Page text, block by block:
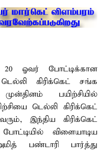
ஓவர் போட்டிக்கான
கிரிக்கெட் சங்க
பயிற்சியில்
டெல்லி கிரிக்கெட்
இந்திய கிரிக்கெட்
விளையாடிய
பண்டாரி பார்த்து